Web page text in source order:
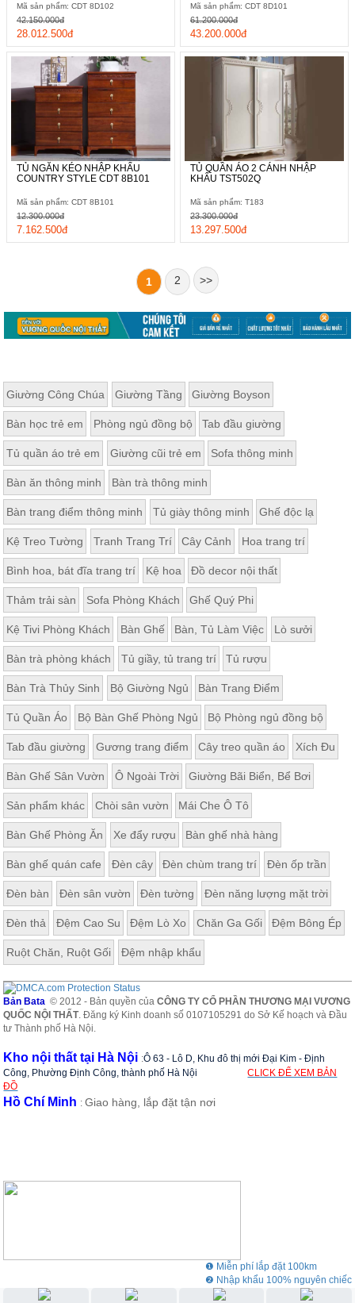
Ưu điểm của tủ quần áo kèm tủ góc là tính tiện lợi cao, đáp ứng
tốt công năng sử dụng cho người dùng. Thiết kế tủ đa năng tập
trung tối đa vào khả năng lưu trữ đồ đạc mà không chiếm quá
nhiều diện tích phòng. Ngoài quần áo, đây là nơi cất giữ các
phụ kiện trang trí nhà cửa như chậu hoa, hộp đựng bút, túi
xách, hộp đựng cọ trang điểm,... giúp tô điểm thêm cho không
gian phòng ngủ thêm phần ấn tượng.
Toàn bộ sản phẩm
trình bàn giao hàng, quý khách sẽ được miễn phí đổi trả với chi
Mã sản phẩm: CDT 8D102
28.012.500đ
42.150.000đ
Mã sản phẩm: CDT 8D101
43.200.000đ
61.200.000đ
TỦ NGĂN KÉO NHẬP KHẨU
COUNTRY STYLE CDT 8B101
Mã sản phẩm: CDT 8B101
7.162.500đ
12.300.000đ
TỦ QUẦN ÁO 2 CÁNH NHẬP
KHẨU TST502Q
Mã sản phẩm: T183
13.297.500đ
23.300.000đ
1 2 >>
Giường Công Chúa Giường Tầng Giường Boyson
Bàn học trẻ em Phòng ngủ đồng bộ Tab đầu giường
Tủ quần áo trẻ em Giường cũi trẻ em Sofa thông minh
Bàn ăn thông minh Bàn trà thông minh
Bàn trang điểm thông minh Tủ giày thông minh Ghế độc lạ
Kệ Treo Tường Tranh Trang Trí Cây Cảnh Hoa trang trí
Bình hoa, bát đĩa trang trí Kệ hoa Đồ decor nội thất
Thảm trải sàn Sofa Phòng Khách Ghế Quý Phi
Kệ Tivi Phòng Khách Bàn Ghế Bàn, Tủ Làm Việc Lò sưởi
Bàn trà phòng khách Tủ giầy, tủ trang trí Tủ rượu
Bàn Trà Thủy Sinh Bộ Giường Ngủ Bàn Trang Điểm
Tủ Quần Áo Bộ Bàn Ghế Phòng Ngủ Bộ Phòng ngủ đồng bộ
Tab đầu giường Gương trang điểm Cây treo quần áo Xích Đu
Bàn Ghế Sân Vườn Ô Ngoài Trời Giường Bãi Biển, Bể Bơi
Sản phẩm khác Chòi sân vườn Mái Che Ô Tô
Bàn Ghế Phòng Ăn Xe đẩy rượu Bàn ghế nhà hàng
Bàn ghế quán cafe Đèn cây Đèn chùm trang trí Đèn ốp trần
Đèn bàn Đèn sân vườn Đèn tường Đèn năng lượng mặt trời
Đèn thả Đệm Cao Su Đệm Lò Xo Chăn Ga Gối Đệm Bông Ép
Ruột Chăn, Ruột Gối Đệm nhập khẩu
Bản Bata © 2012 - Bản quyền củaCÔNG TY CỔ PHẦN THƯƠNG MẠI VƯƠNG
QUỐC NỘI THẤT. Đăng ký Kinh doanh số 0107105291 do Sở Kế hoạch và Đầu
tư Thành phố Hà Nội.
Kho nội thất tại Hà Nội :Ô 63 - Lô D, Khu đô thị mới Đại Kim - Định
Công, Phường Định Công, thành phố Hà Nội
CLICK ĐỂ XEM BẢN
ĐỒ
Hồ Chí Minh :Giao hàng, lắp đặt tận nơi
❶ Miễn phí lắp đặt 100km
❷ Nhập khẩu 100% nguyên chiếc
❸ Showroom rộng 3000m2